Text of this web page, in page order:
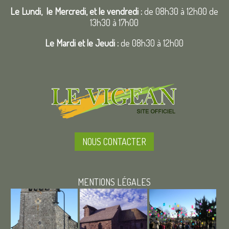
Le Lundi, le Mercredi, et le vendredi :de 08h30 à 12h00 de
13h30 à 17h00
Le Mardi et le Jeudi :de 08h30 à 12h00
NOUS CONTACTER
MENTIONS LÉGALES